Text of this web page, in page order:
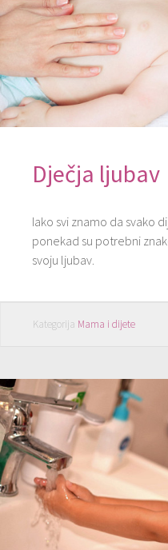
Dječja ljubav
Iako svi znamo da svako
ponekad su potrebni
svoju ljubav.
Kategorija Mama i dijete